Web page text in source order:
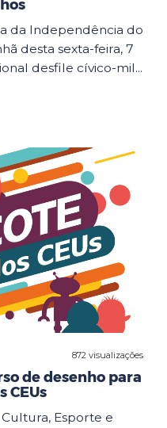
da Independência do
desta sexta-feira, 7
desfile cívico-mil...
872 visualizações
de desenho para
CEUs
Esporte e